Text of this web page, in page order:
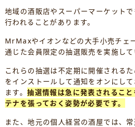
地域の酒販店やスーパーマーケット
行われることがあります。
MrMaxやイオンなどの大手小売チェ
通じた会員限定の抽選販売を実施して
これらの抽選は不定期に開催される
をインストールして通知をオンにし
ます。抽選情報は急に発表されるこ
テナを張っておく姿勢が必要です。
また、地元の個人経営の酒屋では、